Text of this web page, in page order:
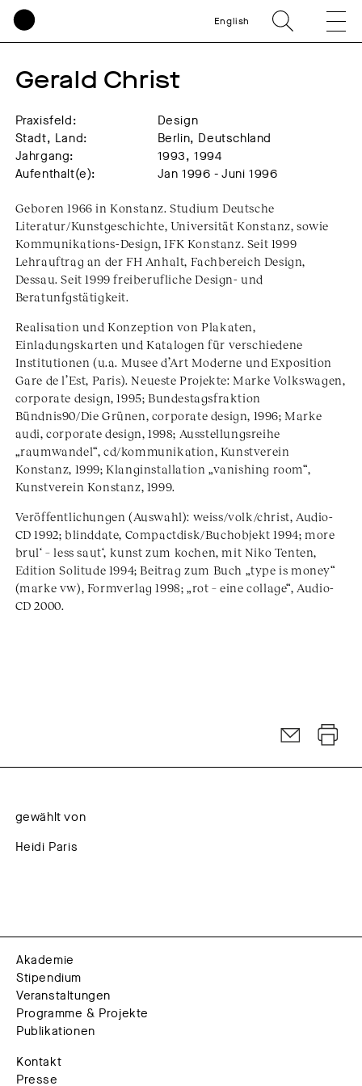
English
Gerald Christ
Praxisfeld:
Design
Stadt, Land:
Berlin, Deutschland
Jahrgang:
1993, 1994
Aufenthalt(e):
Jan 1996 - Juni 1996
Geboren 1966 in Konstanz. Studium Deutsche
Literatur/Kunstgeschichte, Universität Konstanz, sowie
Kommunikations-Design, IFK Konstanz. Seit 1999
Lehrauftrag an der FH Anhalt, Fachbereich Design,
Dessau. Seit 1999 freiberufliche Design- und
Beratunfgstätigkeit.
Realisation und Konzeption von Plakaten,
Einladungskarten und Katalogen für verschiedene
Institutionen (u.a. Musee d’Art Moderne und Exposition
Gare de l’Est, Paris). Neueste Projekte: Marke Volkswagen,
corporate design, 1995; Bundestagsfraktion
Bündnis90/Die Grünen, corporate design, 1996; Marke
audi, corporate design, 1998; Ausstellungsreihe
„raumwandel“, cd/kommunikation, Kunstverein
Konstanz, 1999; Klanginstallation „vanishing room“,
Kunstverein Konstanz, 1999.
Veröffentlichungen (Auswahl): weiss/volk/christ, Audio-
CD 1992; blinddate, Compactdisk/Buchobjekt 1994; more
brul‘ – less saut‘, kunst zum kochen, mit Niko Tenten,
Edition Solitude 1994; Beitrag zum Buch „type is money“
(marke vw), Formverlag 1998; „rot – eine collage“, Audio-
CD 2000.
gewählt von
Heidi Paris
Akademie
Stipendium
Veranstaltungen
Programme & Projekte
Publikationen
Kontakt
Presse